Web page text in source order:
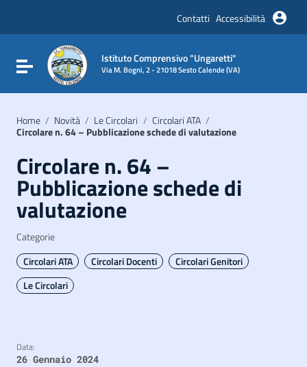
Vai al footer
Contatti Accessibilità
Attiva / disattiva la navigazione
Istituto Comprensivo "Ungaretti"
Via M. Bogni, 2 - 21018 Sesto Calende (VA)
Home / Novità / Le Circolari / Circolari ATA /
Circolare n. 64 – Pubblicazione schede di valutazione
Circolare n. 64 –
Pubblicazione schede di
valutazione
Categorie
Circolari ATA
Circolari Docenti
Circolari Genitori
Le Circolari
Data:
26 Gennaio 2024